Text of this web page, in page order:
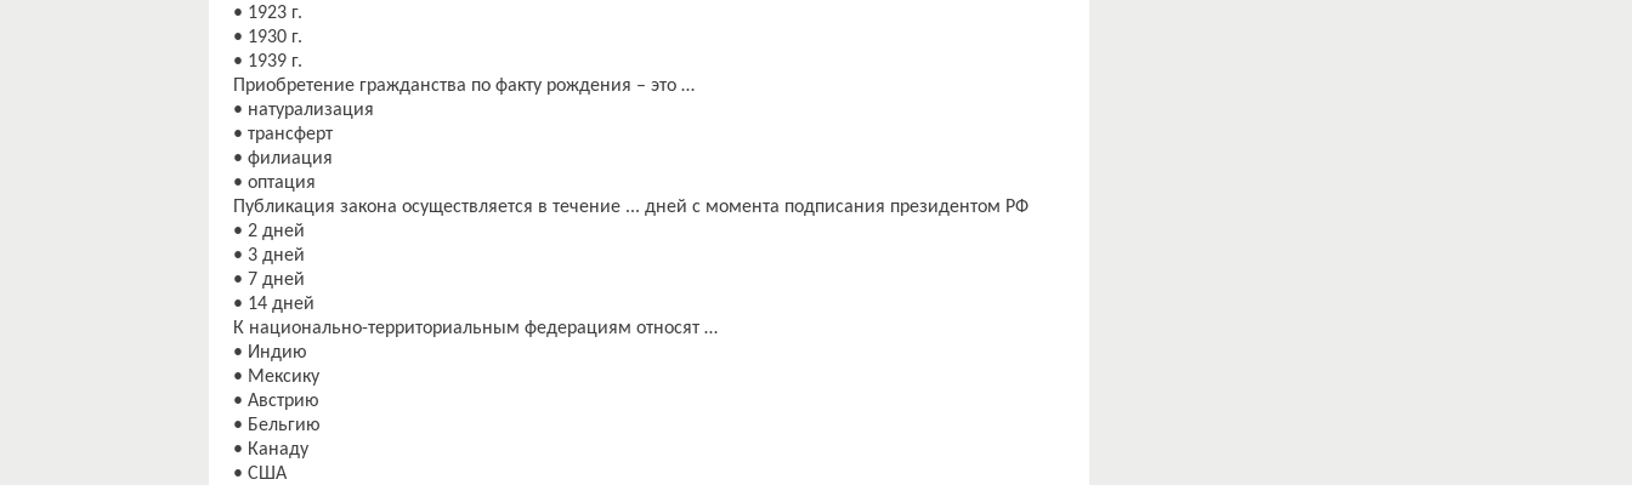
• 1923 г.
• 1930 г.
• 1939 г.
Приобретение гражданства по факту рождения – это …
• натурализация
• трансферт
• филиация
• оптация
Публикация закона осуществляется в течение ... дней с момента подписания президентом РФ
• 2 дней
• 3 дней
• 7 дней
• 14 дней
К национально-территориальным федерациям относят …
• Индию
• Мексику
• Австрию
• Бельгию
• Канаду
• США